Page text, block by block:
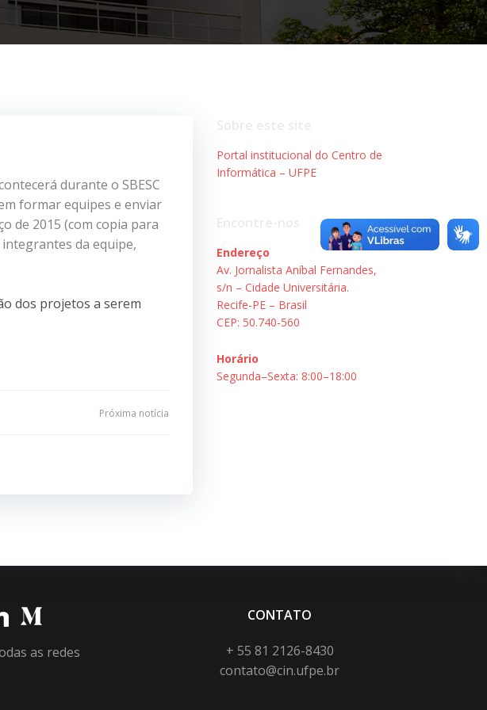
durante o SBESC
formar equipes e enviar
de 2015 (com copia para
da equipe,
dos projetos a serem
Próxima notícia
Portal institucional do Centro de
Informática – UFPE
Endereço
Av. Jornalista Aníbal Fernandes,
s/n – Cidade Universitária.
Recife-PE – Brasil
CEP: 50.740-560
Horário
Segunda–Sexta: 8:00–18:00
as redes
CONTATO
+ 55 81 2126-8430
contato@cin.ufpe.br